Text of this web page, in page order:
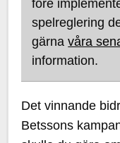
före
spelreglering
gärnavåra
information.
Det vinnande
Betssons